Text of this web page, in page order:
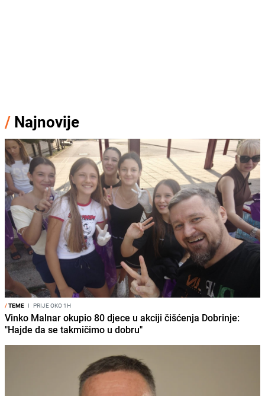
/ Najnovije
/TEME I PRIJE OKO 1H
Vinko Malnar okupio 80 djece u akciji čišćenja Dobrinje:
"Hajde da se takmičimo u dobru"